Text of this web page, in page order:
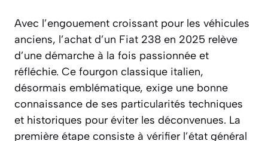
Avec l’engouement croissant pour les véhicules
anciens, l’achat d’un Fiat 238 en 2025 relève
d’une démarche à la fois passionnée et
réfléchie. Ce fourgon classique italien,
désormais emblématique, exige une bonne
connaissance de ses particularités techniques
et historiques pour éviter les déconvenues. La
première étape consiste à vérifier l’état général